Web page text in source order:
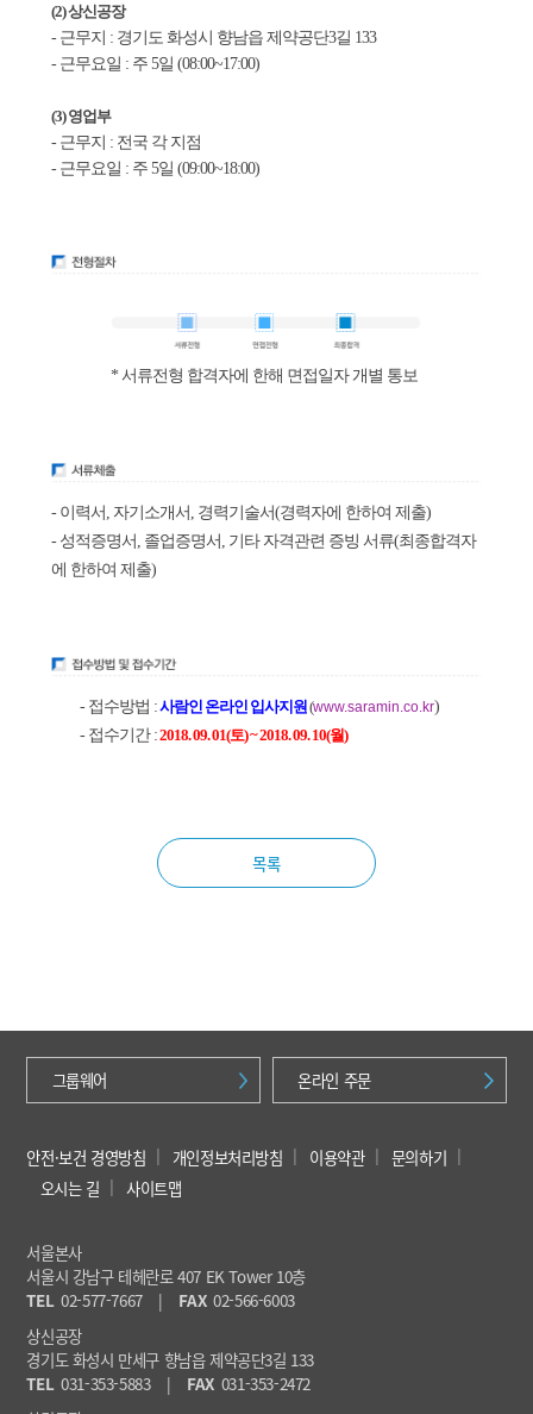
(2) 상신공장
- 근무지 : 경기도 화성시 향남읍 제약공단3길 133
- 근무요일 : 주 5일 (08:00~17:00)
(3) 영업부
- 근무지 : 전국 각 지점
- 근무요일 : 주 5일 (09:00~18:00)
* 서류전형 합격자에 한해 면접일자 개별 통보
- 이력서, 자기소개서, 경력기술서(경력자에 한하여 제출)
- 성적증명서, 졸업증명서, 기타 자격관련 증빙 서류(최종합격자
에 한하여 제출)
- 접수방법 :사람인 온라인 입사지원(www.saramin.co.kr)
- 접수기간 :2018. 09. 01(토) ~ 2018. 09. 10(월)
목록
그룹웨어 온라인 주문
안전·보건 경영방침 개인정보처리방침 이용약관
문의하기
오시는 길
사이트맵
서울본사
서울시 강남구 테헤란로 407 EK Tower 10층
TEL 02-577-7667 | FAX 02-566-6003
상신공장
경기도 화성시 만세구 향남읍 제약공단3길 133
TEL 031-353-5883 | FAX 031-353-2472